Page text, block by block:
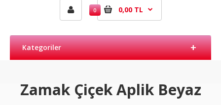
0 0,00 TL
Kategoriler
Zamak Çiçek Aplik Beyaz